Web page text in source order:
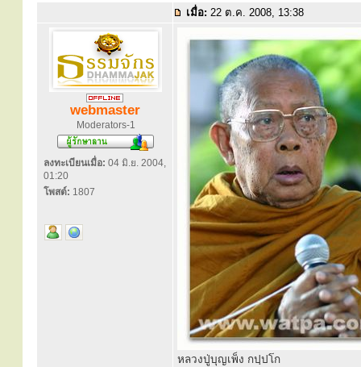
เมื่อ: 22 ต.ค. 2008, 13:38
webmaster
Moderators-1
ลงทะเบียนเมื่อ: 04 มิ.ย. 2004,
01:20
โพสต์: 1807
หลวงปู่บุญเพ็ง กปฺปโก